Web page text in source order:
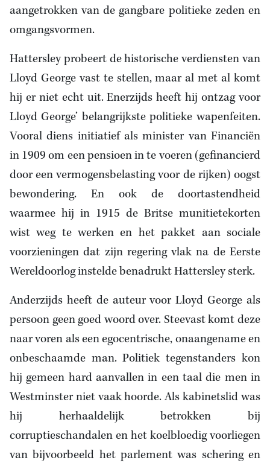
aangetrokken van de gangbare politieke zeden en
omgangsvormen.
Hattersley probeert de historische verdiensten van
Lloyd George vast te stellen, maar al met al komt
hij er niet echt uit. Enerzijds heeft hij ontzag voor
Lloyd George’ belangrijkste politieke wapenfeiten.
Vooral diens initiatief als minister van Financiën
in 1909 om een pensioen in te voeren (gefinancierd
door een vermogensbelasting voor de rijken) oogst
bewondering. En ook de doortastendheid
waarmee hij in 1915 de Britse munitietekorten
wist weg te werken en het pakket aan sociale
voorzieningen dat zijn regering vlak na de Eerste
Wereldoorlog instelde benadrukt Hattersley sterk.
Anderzijds heeft de auteur voor Lloyd George als
persoon geen goed woord over. Steevast komt deze
naar voren als een egocentrische, onaangename en
onbeschaamde man. Politiek tegenstanders kon
hij gemeen hard aanvallen in een taal die men in
Westminster niet vaak hoorde. Als kabinetslid was
hij herhaaldelijk betrokken bij
corruptieschandalen en het koelbloedig voorliegen
van bijvoorbeeld het parlement was schering en